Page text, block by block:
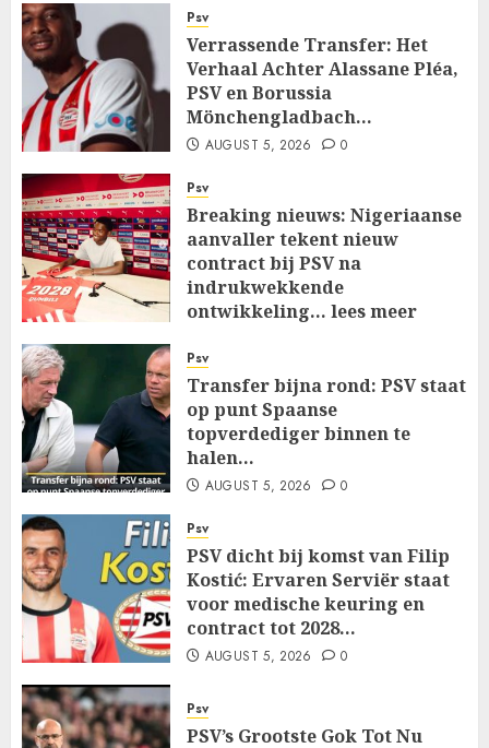
Psv
Verrassende Transfer: Het
Verhaal Achter Alassane Pléa,
PSV en Borussia
Mönchengladbach…
AUGUST 5, 2026 0
Psv
Breaking nieuws: Nigeriaanse
aanvaller tekent nieuw
contract bij PSV na
indrukwekkende
ontwikkeling… lees meer
Psv
Transfer bijna rond: PSV staat
op punt Spaanse
topverdediger binnen te
halen…
AUGUST 5, 2026 0
Psv
PSV dicht bij komst van Filip
Kostić: Ervaren Serviër staat
voor medische keuring en
contract tot 2028…
AUGUST 5, 2026 0
Psv
PSV’s Grootste Gok Tot Nu